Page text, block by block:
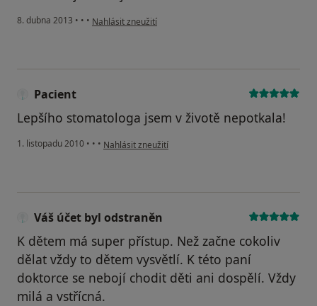
8. dubna 2013 • • • podle názoru uživatele Váš účet byl odstraněn
Nahlásit zneužití
Pacient
Lepšího stomatologa jsem v životě nepotkala!
1. listopadu 2010 • • • podle názoru uživatele Pacient
Nahlásit zneužití
Váš účet byl odstraněn
K dětem má super přístup. Než začne cokoliv
dělat vždy to dětem vysvětlí. K této paní
doktorce se nebojí chodit děti ani dospělí. Vždy
milá a vstřícná.